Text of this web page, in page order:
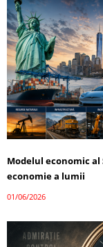
Modelul economic al
economie a lumii
01/06/2026